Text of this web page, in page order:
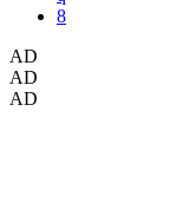
AD
AD
AD